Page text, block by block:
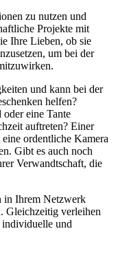
zu nutzen und
Projekte mit
Ihre Lieben, ob sie
um bei der
und kann bei der
helfen?
eine Tante
auftreten? Einer
ordentliche Kamera
Gibt es auch noch
Verwandtschaft, die
in Ihrem Netzwerk
Gleichzeitig verleihen
individuelle und